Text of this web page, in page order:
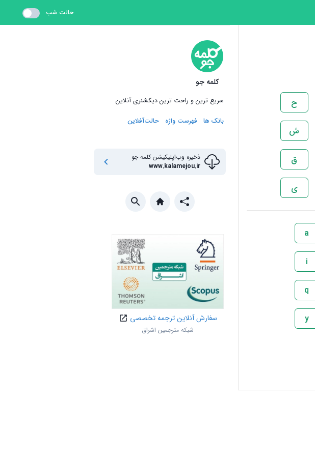
حالت شب
ح
ش
ق
ی
a
i
q
y
کلمه جو
سریع ترین و راحت ترین دیکشنری آنلاین
بانک ها
فهرست واژه حالت‌آفلاین
ذخیره وب‌اپلیکیشنکلمه جو
www.kalamejou.ir
سفارش آنلاین ترجمه تخصصی
شبکه مترجمین اشراق